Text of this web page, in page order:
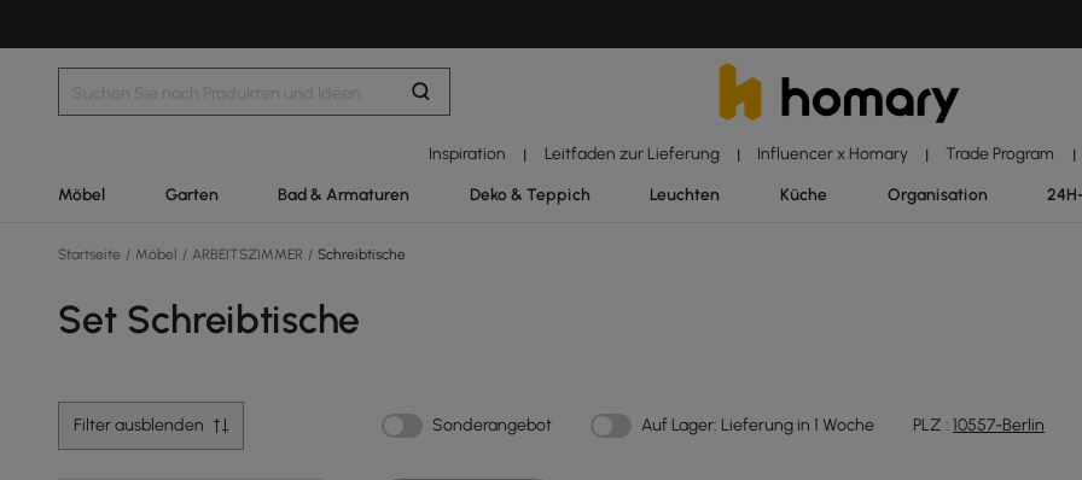
Inspiration | Leitfaden zur Lieferung | Influencer x Homary | Trade Program |
Möbel Garten Bad & Armaturen Deko & Teppich Leuchten Küche Organisation
Startseite / Möbel / ARBEITSZIMMER / Schreibtische
Set Schreibtische
Filter ausblenden Sonderangebot Auf Lager: Lieferung in 1 Woche PLZ : 10557-Berlin